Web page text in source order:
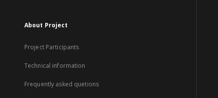
About Project
Project Participants
Technical information
Frequently asked quetions